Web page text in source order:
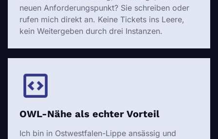
neuen Anforderungspunkt? Sie schreiben oder
rufen mich direkt an. Keine Tickets ins Leere,
kein Weitergeben durch drei Instanzen.
OWL-Nähe als echter Vorteil
Ich bin in Ostwestfalen-Lippe ansässig und